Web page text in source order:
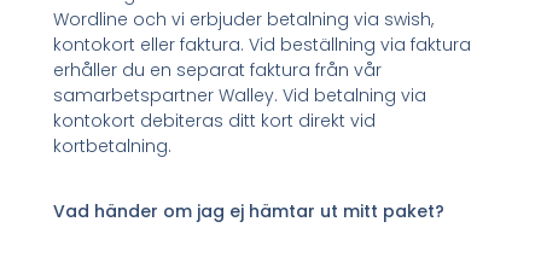
Wordline och vi erbjuder betalning via swish,
kontokort eller faktura. Vid beställning via faktura
erhåller du en separat faktura från vår
samarbetspartner Walley. Vid betalning via
kontokort debiteras ditt kort direkt vid
kortbetalning.
Vad händer om jag ej hämtar ut mitt paket?